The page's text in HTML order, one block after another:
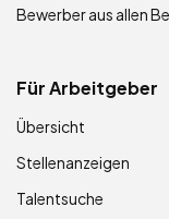
Bewerber aus allen
Für Arbeitgeber
Übersicht
Stellenanzeigen
Talentsuche